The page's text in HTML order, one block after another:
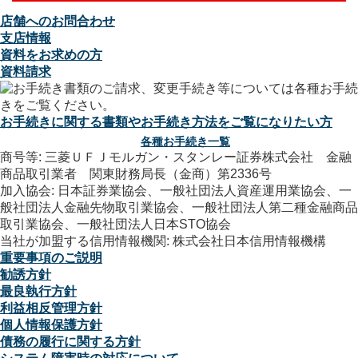
店舗へのお問合わせ
支店情報
資料をお求めの方
資料請求
お手続きに関する書類やお手続き方法をご覧になりたい方
各種お手続き一覧
商号等: 三菱ＵＦＪモルガン・スタンレー証券株式会社 金融
商品取引業者 関東財務局長（金商）第2336号
加入協会: 日本証券業協会、一般社団法人資産運用業協会、一
般社団法人金融先物取引業協会、一般社団法人第二種金融商品
取引業協会、一般社団法人日本STO協会
当社が加盟する信用情報機関: 株式会社日本信用情報機構
重要事項のご説明
勧誘方針
最良執行方針
利益相反管理方針
個人情報保護方針
債務の履行に関する方針